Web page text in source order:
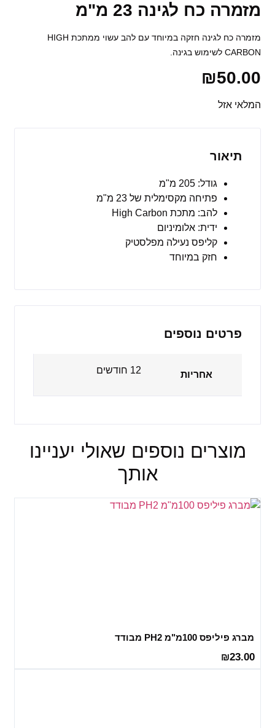
מזמרה כח לגינה 23 מ"מ
מזמרה כח לגינה חזקה במיוחד עם להב עשוי ממתכת HIGH
CARBON לשימוש בגינה.
₪50.00
המלאי אזל
תיאור
גודל: 205 מ"מ
פתיחה מקסימלית של 23 מ"מ
להב: מתכת High Carbon
ידית: אלומיניום
קליפס נעילה מפלסטיק
חזק במיוחד
פרטים נוספים
אחריות 12 חודשים
מוצרים נוספים שאולי יעניינו
אותך
מברג פיליפס 100מ"מ PH2 מבודד
₪23.00